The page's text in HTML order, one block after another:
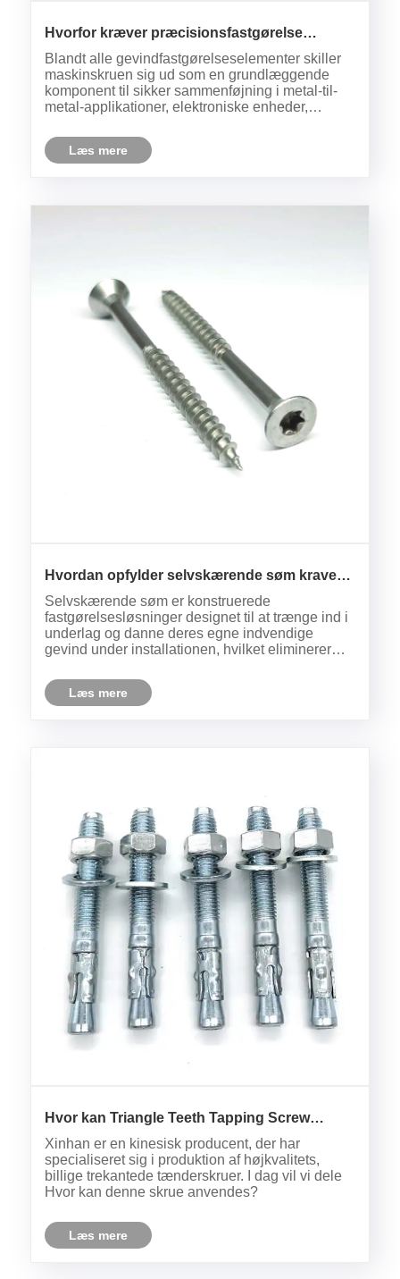
Hvorfor kræver præcisionsfastgørelse
højkvalitets maskinskrueteknik?
Blandt alle gevindfastgørelseselementer skiller
maskinskruen sig ud som en grundlæggende
komponent til sikker sammenføjning i metal-til-
metal-applikationer, elektroniske enheder,
Læs mere
Hvordan opfylder selvskærende søm kravene
fra moderne konstruktion og fremstilling?
Selvskærende søm er konstruerede
fastgørelsesløsninger designet til at trænge ind i
underlag og danne deres egne indvendige
gevind under installationen, hvilket eliminerer
Læs mere
Hvor kan Triangle Teeth Tapping Screw
anvendes?
Xinhan er en kinesisk producent, der har
specialiseret sig i produktion af højkvalitets,
billige trekantede tænderskruer. I dag vil vi dele
Hvor kan denne skrue anvendes?
Læs mere